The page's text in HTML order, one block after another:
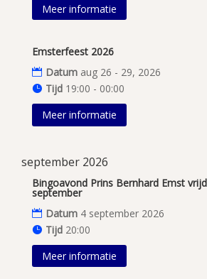
Meer informatie
Emsterfeest 2026
Datum aug 26 - 29, 2026
Tijd 19:00 - 00:00
Meer informatie
september 2026
Bingoavond Prins Bernhard Emst
september
Datum 4 september 2026
Tijd 20:00
Meer informatie